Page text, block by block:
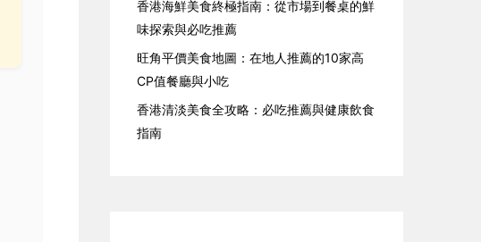
香港海鮮美食終極指南：從市場到餐桌的鮮
味探索與必吃推薦
旺角平價美食地圖：在地人推薦的10家高
CP值餐廳與小吃
香港清淡美食全攻略：必吃推薦與健康飲食
指南